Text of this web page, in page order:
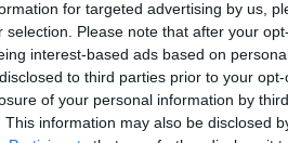
for targeted advertising by us,
selection. Please note that after your
interest-based ads based on
to third parties prior to your
of your personal information by
This information may also be disclosed
sarà chiusa
deflusso stadio previsto per le ore
dello stadio saranno in vigore